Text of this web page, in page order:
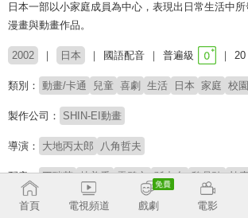
日本一部以小家庭成員為中心，表現出日常生活中
漫畫與動畫作品。
2002 日本 國語配音 普遍級 20
類別： 動畫/卡通 兒童 喜劇 生活 日本 家庭 校園
製作公司： SHIN-EI動畫
導演： 大地丙太郎 八角哲夫
配音： 王瑞芹 林美秀 雷碧文 孫中台 魏晶琦 杜
馬君珮 楊凱凱
陳旭昇
首頁
電視頻道 戲劇 電影